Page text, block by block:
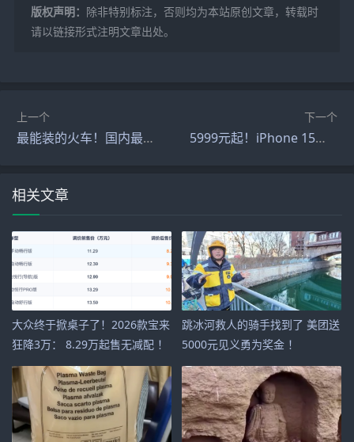
版权声明： 除非特别标注，否则均为本站原创文章，转载时
请以链接形式注明文章出处。
上一个
最能装的火车！国内最大尺寸集装箱投入使用
下一个
5999元起！iPhone 15系列明日首发：首批订单已显示明日交货！
相关文章
大众终于掀桌子了！2026款宝来
狂降3万： 8.29万起售无减配 ！
跳冰河救人的骑手找到了 美团送
5000元见义勇为奖金 ！